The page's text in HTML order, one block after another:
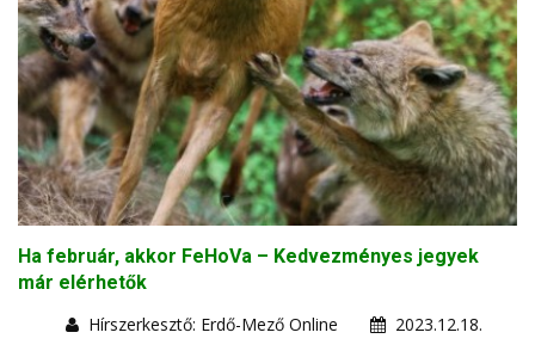
Ha február, akkor FeHoVa – Kedvezményes jegyek
már elérhetők
Hírszerkesztő: Erdő-Mező Online
2023.12.18.